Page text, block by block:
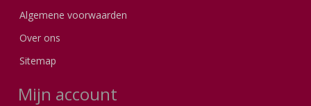
Algemene voorwaarden
Over ons
Sitemap
Mijn account